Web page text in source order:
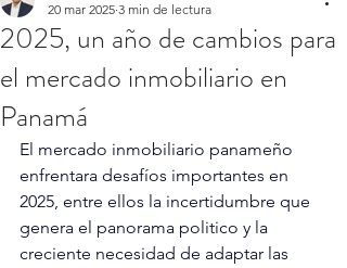
2025, un año de cambios para
el mercado inmobiliario en
Panamá
20 mar 2025 3 min de lectura
El mercado inmobiliario panameño
enfrentara desafíos importantes en
2025, entre ellos la incertidumbre que
genera el panorama politico y la
creciente necesidad de adaptar las